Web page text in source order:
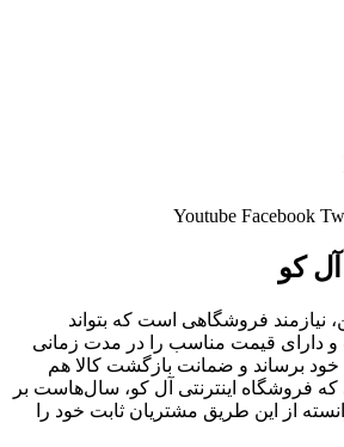
Youtube Facebook
کو
نیازمند فروشگاهی است که بتواند
و دارای قیمت مناسب را در مدت زمانی
برساند و ضمانت بازگشت کالا هم
که فروشگاه اینترنتی آل کو، سال‌هاست بر
از این طریق مشتریان ثابت خود را